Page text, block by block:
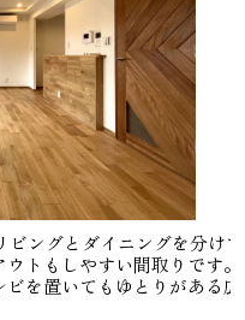
ングとダイニングを分けて
トもしやすい間取りです。
を置いてもゆとりがある広